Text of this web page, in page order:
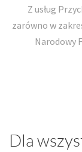
Z usług
zarówno w
Narodowy
Dla